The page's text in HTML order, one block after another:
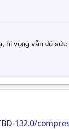
hi vọng vẫn đủ
132.0/